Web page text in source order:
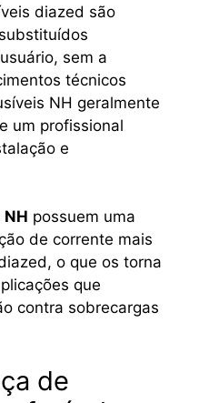
diazed são
sem a
técnicos
NH geralmente
um profissional
e
possuem uma
de corrente mais
o que os torna
que
contra sobrecargas
de